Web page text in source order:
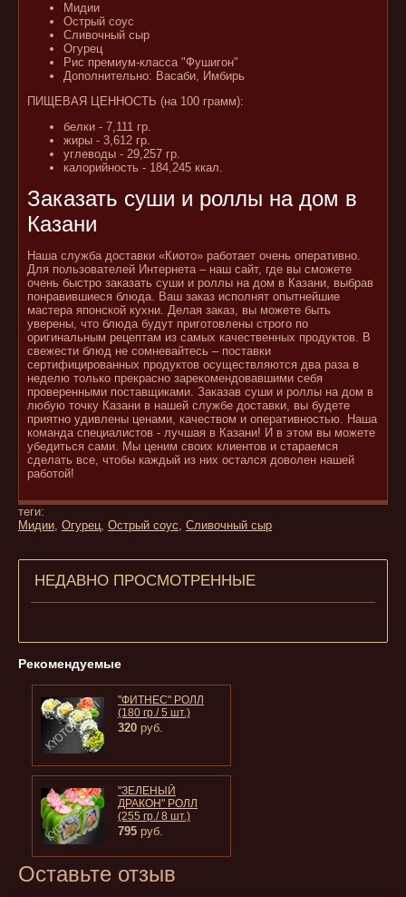
Мидии
Острый соус
Сливочный сыр
Огурец
Рис премиум-класса "Фушигон"
Дополнительно: Васаби, Имбирь
ПИЩЕВАЯ ЦЕННОСТЬ (на 100 грамм):
белки - 7,111 гр.
жиры - 3,612 гр.
углеводы - 29,257 гр.
калорийность - 184,245 ккал.
Заказать суши и роллы на дом в
Казани
Наша служба доставки «Киото» работает очень оперативно.
Для пользователей Интернета – наш сайт, где вы сможете
очень быстро заказать суши и роллы на дом в Казани, выбрав
понравившиеся блюда. Ваш заказ исполнят опытнейшие
мастера японской кухни. Делая заказ, вы можете быть
уверены, что блюда будут приготовлены строго по
оригинальным рецептам из самых качественных продуктов. В
свежести блюд не сомневайтесь – поставки
сертифицированных продуктов осуществляются два раза в
неделю только прекрасно зарекомендовавшими себя
проверенными поставщиками. Заказав суши и роллы на дом в
любую точку Казани в нашей службе доставки, вы будете
приятно удивлены ценами, качеством и оперативностью. Наша
команда специалистов - лучшая в Казани! И в этом вы можете
убедиться сами. Мы ценим своих клиентов и стараемся
сделать все, чтобы каждый из них остался доволен нашей
работой!
теги:
Мидии, Огурец, Острый соус, Сливочный сыр
НЕДАВНО ПРОСМОТРЕННЫЕ
Рекомендуемые
"ФИТНЕС" РОЛЛ
(180 гр./ 5 шт.)
320 руб.
"ЗЕЛЕНЫЙ
ДРАКОН" РОЛЛ
(255 гр./ 8 шт.)
795 руб.
Оставьте отзыв